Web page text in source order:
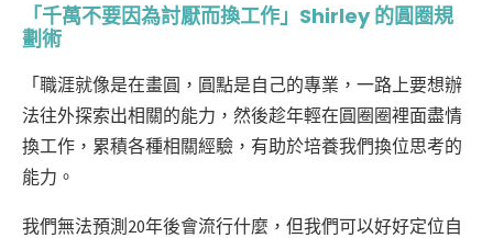
「千萬不要因為討厭而換工作」Shirley 的圓圈規
劃術
「職涯就像是在畫圓，圓點是自己的專業，一路上要想辦
法往外探索出相關的能力，然後趁年輕在圓圈圈裡面盡情
換工作，累積各種相關經驗，有助於培養我們換位思考的
能力。
我們無法預測20年後會流行什麼，但我們可以好好定位自